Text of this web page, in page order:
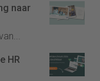
naar
HR